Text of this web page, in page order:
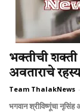
भक्तीची शक्ती
अवताराचे
Team ThalakNews -
भगवान श्रीविष्णूंचा नृसिंह